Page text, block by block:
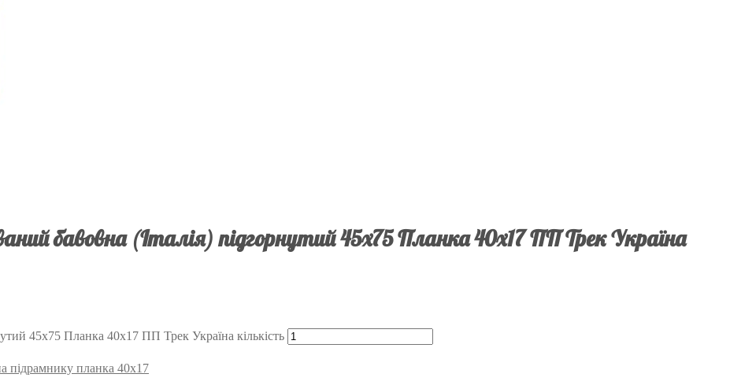
бавовна (Італія) підгорнутий 45х75 Планка 40х17 ПП Трек Україна
45х75 Планка 40х17 ПП Трек Україна кількість
підрамнику планка 40х17